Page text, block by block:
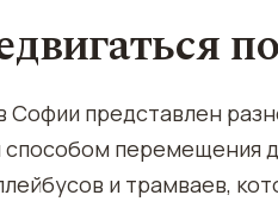
Софии представлен
перемещения
и трамваев,